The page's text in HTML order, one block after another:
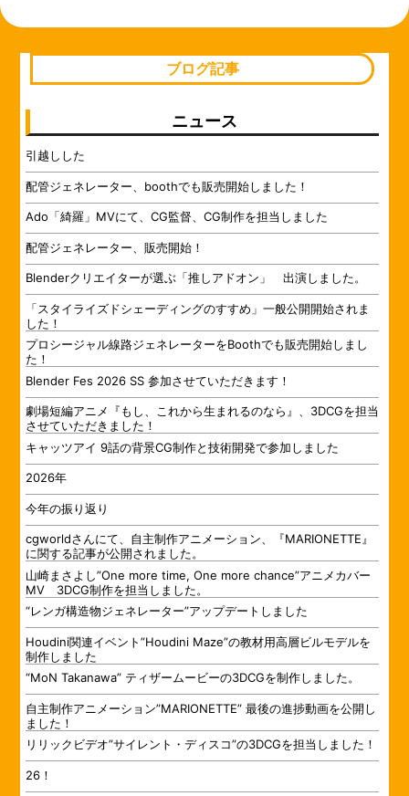
ブログ記事
ニュース
引越しした
配管ジェネレーター、boothでも販売開始しました！
Ado「綺羅」MVにて、CG監督、CG制作を担当しました
配管ジェネレーター、販売開始！
Blenderクリエイターが選ぶ「推しアドオン」 出演しました。
「スタイライズドシェーディングのすすめ」一般公開開始されま
した！
プロシージャル線路ジェネレーターをBoothでも販売開始しまし
た！
Blender Fes 2026 SS 参加させていただきます！
劇場短編アニメ『もし、これから生まれるのなら』、3DCGを担当
させていただきました！
キャッツアイ 9話の背景CG制作と技術開発で参加しました
2026年
今年の振り返り
cgworldさんにて、自主制作アニメーション、『MARIONETTE』
に関する記事が公開されました。
山崎まさよし”One more time, One more chance”アニメカバー
MV 3DCG制作を担当しました。
“レンガ構造物ジェネレーター”アップデートしました
Houdini関連イベント”Houdini Maze”の教材用高層ビルモデルを
制作しました
“MoN Takanawa” ティザームービーの3DCGを制作しました。
自主制作アニメーション”MARIONETTE” 最後の進捗動画を公開し
ました！
リリックビデオ”サイレント・ディスコ”の3DCGを担当しました！
26！